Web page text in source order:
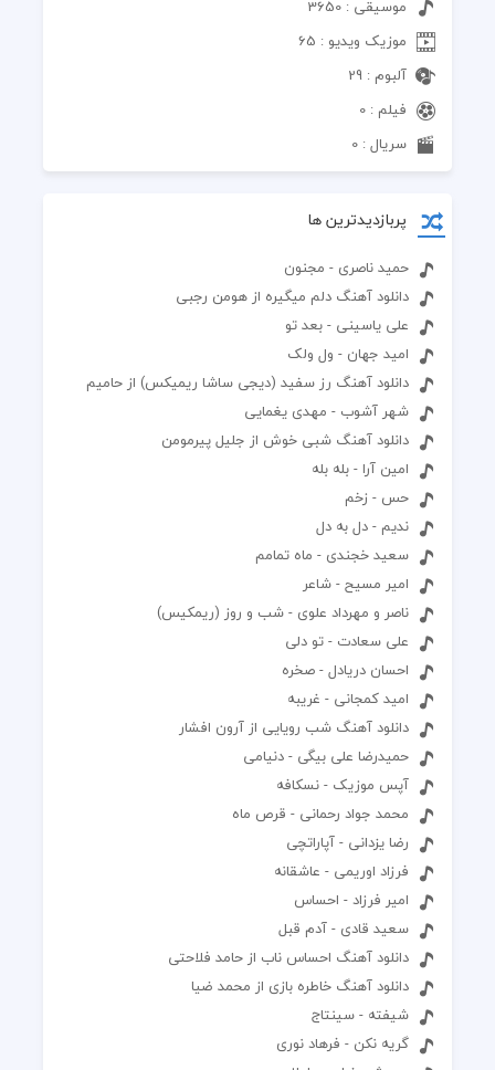
موسیقی : 3650
موزیک ویدیو : 65
آلبوم : 29
فیلم : 0
سریال : 0
پربازدیدترین ها
حمید ناصری - مجنون
دانلود آهنگ دلم میگیره از هومن رجبی
علی یاسینی - بعد تو
امید جهان - ول ولک
دانلود آهنگ رز سفید (دیجی ساشا ریمیکس) از حامیم
شهر آشوب - مهدی یغمایی
دانلود آهنگ شبی خوش از جلیل پیرمومن
امین آرا - بله بله
حس - زخم
ندیم - دل به دل
سعید خجندی - ماه تمامم
امیر مسیح - شاعر
ناصر و مهرداد علوی - شب و روز (ریمکیس)
علی سعادت - تو دلی
احسان دریادل - صخره
امید کمجانی - غریبه
دانلود آهنگ شب رویایی از آرون افشار
حمیدرضا علی بیگی - دنیامی
آپس موزیک - نسکافه
محمد جواد رحمانی - قرص ماه
رضا یزدانی - آپاراتچی
فرزاد اوریمی - عاشقانه
امیر فرزاد - احساس
سعید قادی - آدم قبل
دانلود آهنگ احساس ناب از حامد فلاحتی
دانلود آهنگ خاطره بازی از محمد ضیا
شیفته - سینتاج
گریه نکن - فرهاد نوری